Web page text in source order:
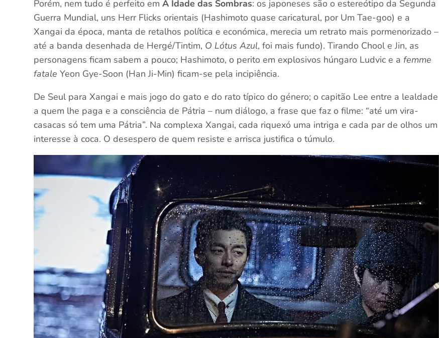
Porém, nem tudo é perfeito emA Idade das Sombras: os japoneses são o estereótipo da Segunda
Guerra Mundial, uns Herr Flicks orientais (Hashimoto quase caricatural, por Um Tae-goo) e a
Xangai da época, manta de retalhos política e económica, merecia um retrato mais pormenorizado –
até a banda desenhada de Hergé/Tintim, O Lótus Azul, foi mais fundo). Tirando Chool e Jin, as
personagens ficam sabem a pouco; Hashimoto, o perito em explosivos húngaro Ludvic e a femme
fataleYeon Gye-Soon (Han Ji-Min) ficam-se pela incipiência.
De Seul para Xangai e mais jogo do gato e do rato típico do género; o capitão Lee entre a lealdade
a quem lhe paga e a consciência de Pátria – num diálogo, a frase que faz o filme: “até um vira-
casacas só tem uma Pátria”. Na complexa Xangai, cada riquexó uma intriga e cada par de olhos um
interesse à coca. O desespero de quem resiste e arrisca justifica o túmulo.